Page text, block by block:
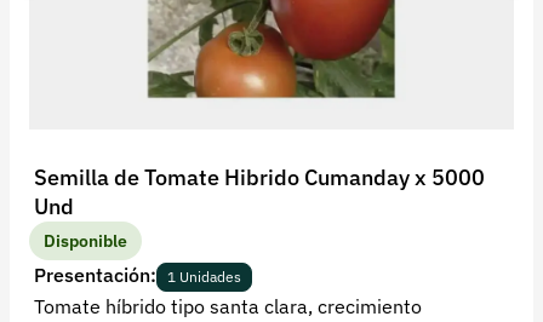
Semilla de Tomate Hibrido Cumanday x 5000
Und
Disponible
Presentación: 1 Unidades
Tomate híbrido tipo santa clara, crecimiento
Recuperar contraseña
Contacto
Soporte
+57 323 2931928